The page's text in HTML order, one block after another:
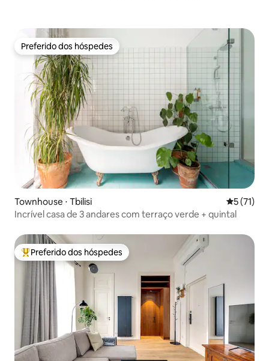
Preferido dos hóspedes
Preferido dos hóspedes
Townhouse ⋅ Tbilisi 5 de uma
5 (71)
Incrível casa de 3 andares com terraço verde + quintal
Entre os melhores preferidos dos hóspedes
Preferido dos hóspedes